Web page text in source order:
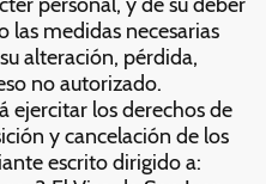
las medidas necesarias
alteración, pérdida,
no autorizado.
ejercitar los derechos de
y cancelación de los
escrito dirigido a: